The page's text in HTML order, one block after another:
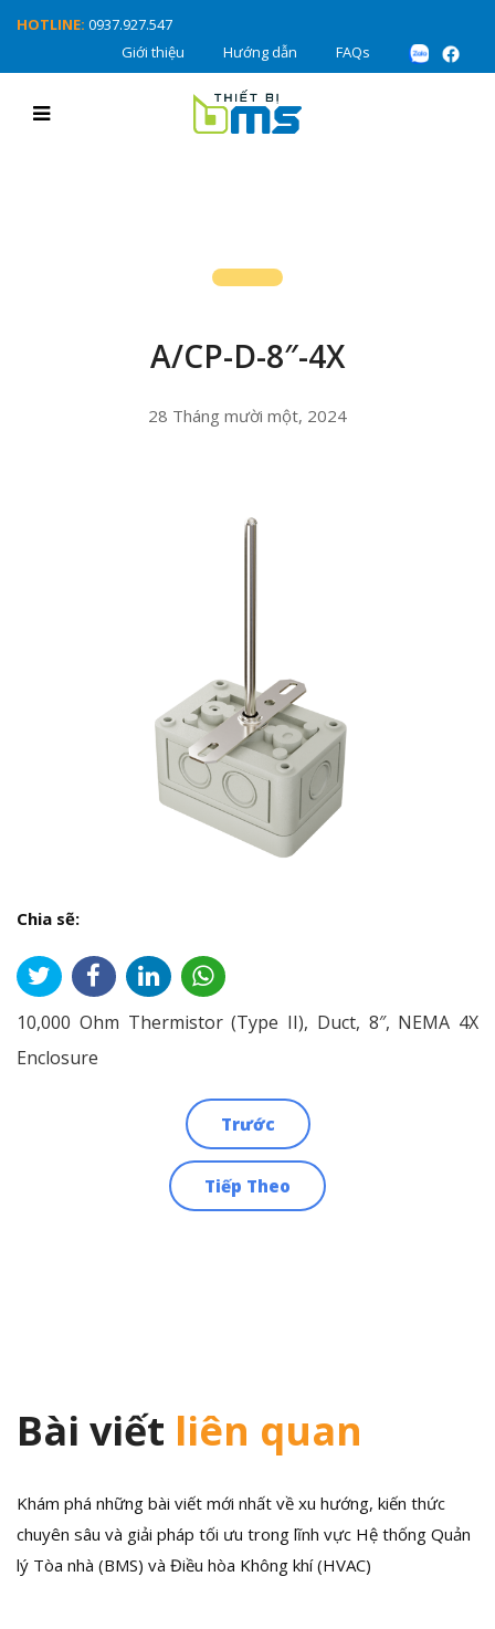
HOTLINE: 0937.927.547
Giới thiệu
Hướng dẫn FAQs
A/CP-D-8″-4X
28 Tháng mười một, 2024
Chia sẽ:
10,000 Ohm Thermistor (Type II), Duct, 8″, NEMA 4X
Enclosure
Trước
Tiếp Theo
Bài viết liên quan
Khám phá những bài viết mới nhất về xu hướng, kiến thức
chuyên sâu và giải pháp tối ưu trong lĩnh vực Hệ thống Quản
lý Tòa nhà (BMS) và Điều hòa Không khí (HVAC)